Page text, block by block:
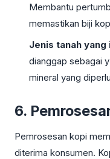
Membantu
memastikan biji
Jenis tanah yang
dianggap sebagai
mineral yang
6.
Pemrosesan kopi
diterima konsumen.